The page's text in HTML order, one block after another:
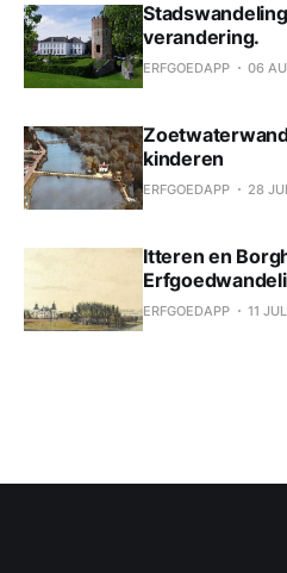
verandering.
ERFGOEDAPP 06
kinderen
ERFGOEDAPP 28
Itteren en
ERFGOEDAPP 11